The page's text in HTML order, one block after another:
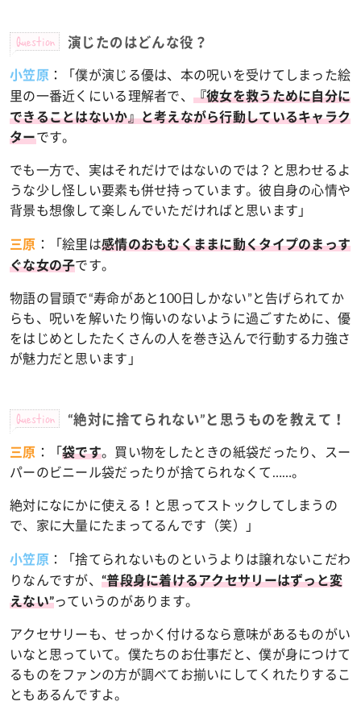
Question 演じたのはどんな役？
小笠原：「僕が演じる優は、本の呪いを受けてしまった絵
里の一番近くにいる理解者で、 『彼女を救うために自分に
できることはないか』と考えながら行動しているキャラク
ターです。
でも一方で、実はそれだけではないのでは？と思わせるよ
うな少し怪しい要素も併せ持っています。彼自身の心情や
背景も想像して楽しんでいただければと思います」
三原 ： 「絵里は感情のおもむくままに動くタイプのまっす
ぐな女の子です。
物語の冒頭で“寿命があと100日しかない”と告げられてか
らも、呪いを解いたり悔いのないように過ごすために、優
をはじめとしたたくさんの人を巻き込んで行動する力強さ
が魅力だと思います」
Question “絶対に捨てられない”と思うものを教えて！
三原 ： 「袋です。買い物をしたときの紙袋だったり、スー
パーのビニール袋だったりが捨てられなくて……。
絶対になにかに使える！と思ってストックしてしまうの
で、家に大量にたまってるんです（笑）」
小笠原：
「捨てられないものというよりは譲れないこだわ
りなんですが、 “普段身に着けるアクセサリーはずっと変
えない”っていうのがあります。
アクセサリーも、せっかく付けるなら意味があるものがい
いなと思っていて。僕たちのお仕事だと、僕が身につけて
るものをファンの方が調べてお揃いにしてくれたりするこ
ともあるんですよ。